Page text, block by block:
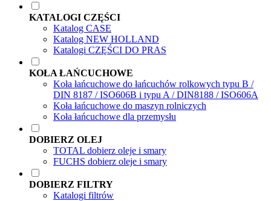
KATALOGI CZĘŚCI
Katalog CASE
Katalog NEW HOLLAND
Katalogi CZĘŚCI DO PRAS
KOŁA ŁAŃCUCHOWE
Koła łańcuchowe do łańcuchów rolkowych typu B /
DIN 8187 / ISO606B i typu A / DIN8188 / ISO606A
Koła łańcuchowe do maszyn rolniczych
Koła łańcuchowe dla przemysłu
DOBIERZ OLEJ
TOTAL dobierz oleje i smary
FUCHS dobierz oleje i smary
DOBIERZ FILTRY
Katalogi filtrów